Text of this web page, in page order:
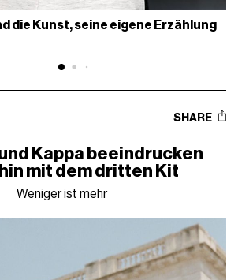
die Kunst, seine eigene Erzählung
SHARE
Kappa beeindrucken
mit dem dritten Kit
Weniger ist mehr